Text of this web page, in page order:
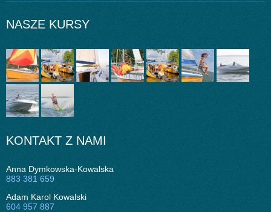
NASZE KURSY
KONTAKT Z NAMI
Anna Dymkowska-Kowalska
883 381 659
Adam Karol Kowalski
604 957 887